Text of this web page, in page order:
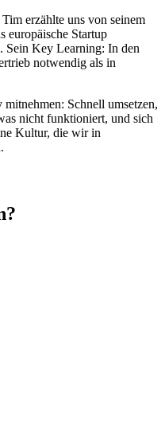
Tim erzählte uns von seinem
europäische Startup
Sein Key Learning: In den
notwendig als in
Schnell umsetzen,
nicht funktioniert, und sich
Kultur, die wir in